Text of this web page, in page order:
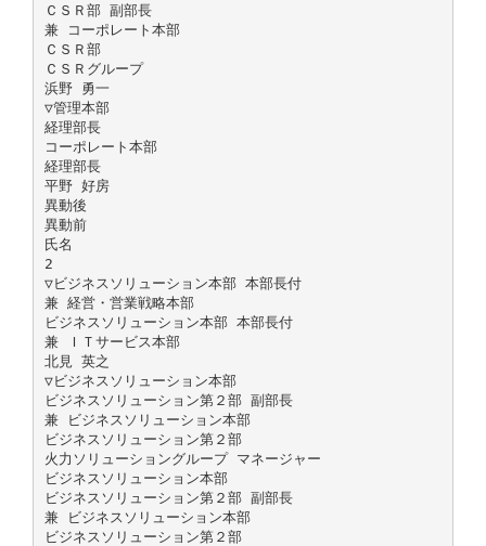
ＣＳＲ部 副部長
兼 コーポレート本部
ＣＳＲ部
ＣＳＲグループ
浜野 勇一
▽管理本部
経理部長
コーポレート本部
経理部長
平野 好房
異動後
異動前
氏名
2
▽ビジネスソリューション本部 本部長付
兼 経営・営業戦略本部
ビジネスソリューション本部 本部長付
兼 ＩＴサービス本部
北見 英之
▽ビジネスソリューション本部
ビジネスソリューション第２部 副部長
兼 ビジネスソリューション本部
ビジネスソリューション第２部
火力ソリューショングループ マネージャー
ビジネスソリューション本部
ビジネスソリューション第２部 副部長
兼 ビジネスソリューション本部
ビジネスソリューション第２部